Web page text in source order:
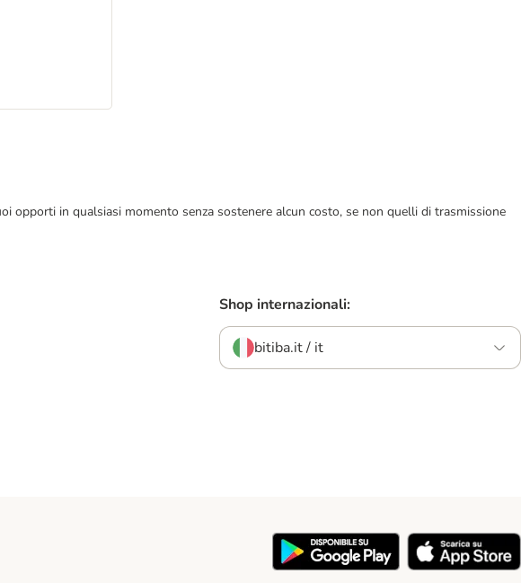
in qualsiasi momento senza sostenere alcun costo, se non quelli di trasmissione
Shop internazionali:
bitiba.it / it